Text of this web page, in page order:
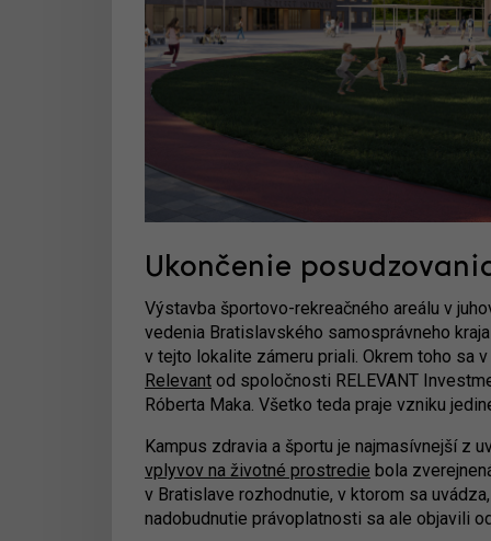
Ukončenie
Výstavba športovo-rekreačného areálu v
vedenia Bratislavského samosprávneho
v tejto lokalite zámeru priali. Okrem toho sa
Relevant od spoločnosti RELEVANT
Róberta Maka. Všetko teda praje vzniku
Kampus zdravia a športu je najmasívnejší z
vplyvov na životné prostredie bola
v Bratislave rozhodnutie, v ktorom sa
nadobudnutie právoplatnosti sa ale objavili